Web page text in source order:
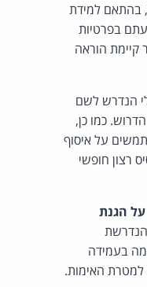
בהתאם למידת
בפרטיות
הוראה
הנדרש לשם
כמו כן,
על איסוף
רצון חופשי
הגנת
בעמידה
למטרת האימות.